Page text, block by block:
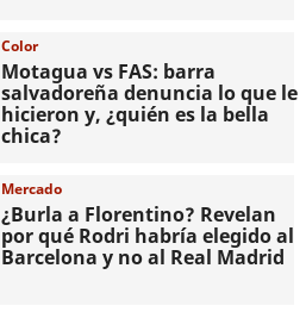
Color
Motagua vs FAS: barra
salvadoreña denuncia lo que le
hicieron y, ¿quién es la bella
chica?
Mercado
¿Burla a Florentino? Revelan
por qué Rodri habría elegido al
Barcelona y no al Real Madrid